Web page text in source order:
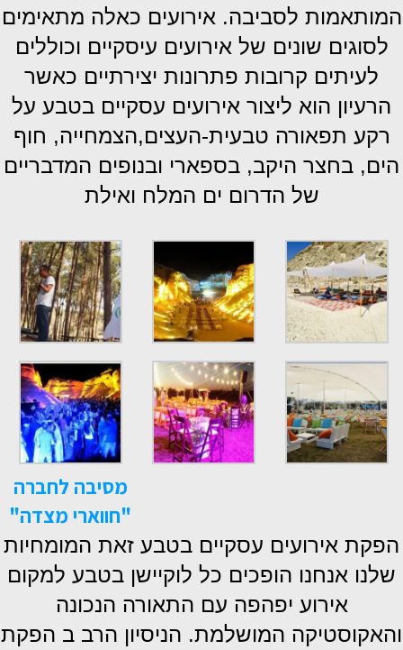
המותאמות לסביבה. אירועים כאלה מתאימים
לסוגים שונים של אירועים עיסקיים וכוללים
לעיתים קרובות פתרונות יצירתיים כאשר
הרעיון הוא ליצור אירועים עסקיים בטבע על
רקע תפאורה טבעית-העצים,הצמחייה, חוף
הים, בחצר היקב, בספארי ובנופים המדבריים
של הדרום ים המלח ואילת
מסיבה לחברה
"חווארי מצדה"
הפקת אירועים עסקיים בטבע זאת המומחיות
שלנו אנחנו הופכים כל לוקיישן בטבע למקום
אירוע יפהפה עם התאורה הנכונה
והאקוסטיקה המושלמת. הניסיון הרב ב הפקת